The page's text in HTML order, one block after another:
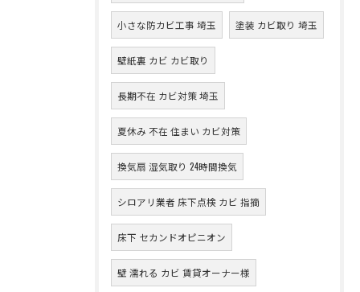
小さな防カビ工事 埼玉 塗装 カビ取り 埼玉
壁紙裏 カビ カビ取り
長期不在 カビ対策 埼玉
夏休み 不在 住まい カビ対策
換気扇 湿気取り 24時間換気
シロアリ業者 床下点検 カビ 指摘
床下 セカンドオピニオン
壁 濡れる カビ 賃貸オーナー様